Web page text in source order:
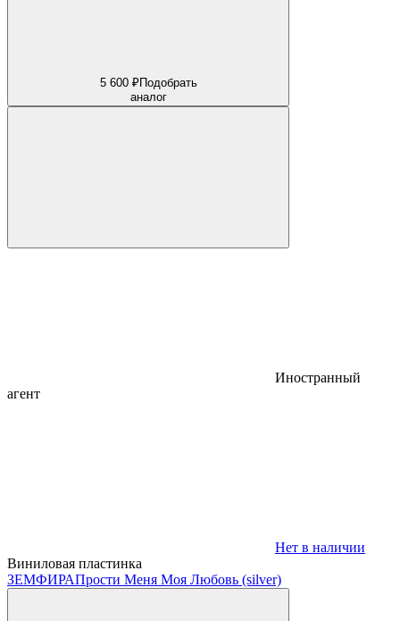
5 600 ₽Подобрать
аналог
Иностранный
агент
Нет в наличии
Виниловая пластинка
ЗЕМФИРАПрости Меня Моя Любовь (silver)